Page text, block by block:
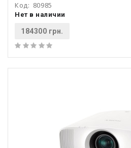
Код: 80985
Нет в наличии
184300 грн.